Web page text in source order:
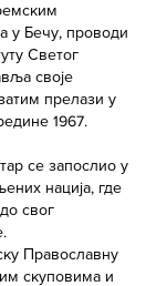
у Бечу, проводи
Светог
своје
прелази у
1967.
се запослио у
нација, где
свог
Православну
скуповима и